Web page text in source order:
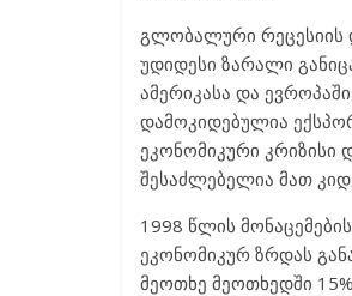
გლობალური რეცესიის
უდიდესი ზარალი
ამერიკასა და
დამოკიდებულია
ეკონომიკური კრიზისი
შესაძლებელია მათ
1998 წლის
ეკონომიკურ ზრდას
მეოთხე მეოთხედში